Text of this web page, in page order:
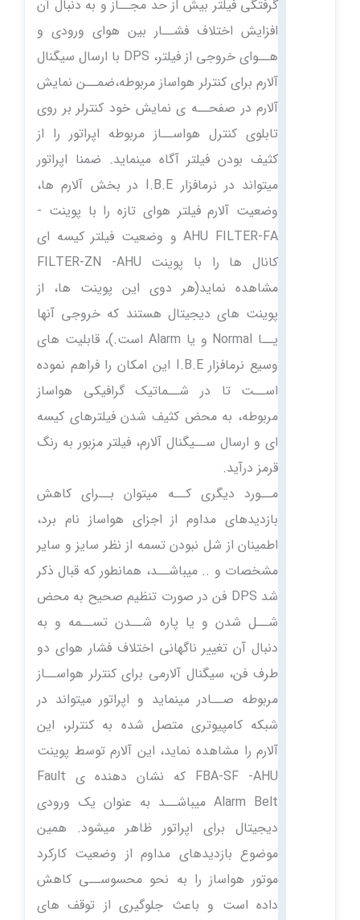
گرفتگی فیلتر بیش از حد مجــاز و به دنبال آن
افزایش اختلاف فشــار بین هوای ورودی و
هــوای خروجی از فیلتر، DPS با ارسال سیگنال
آلارم برای کنترلر هواساز مربوطه،ضمــن نمایش
آلارم در صفحــه ی نمایش خود کنترلر بر روی
تابلوی کنترل هواســاز مربوطه اپراتور را از
کثیف بودن فیلتر آگاه مینماید. ضمنا اپراتور
میتواند در نرمافزار I.B.E در بخش آلارم ها،
وضعیت آلارم فیلتر هوای تازه را با پوینت -
AHU FILTER-FA و وضعیت فیلتر کیسه ای
کانال ها را با پوینت FILTER-ZN -AHU
مشاهده نماید(هر دوی این پوینت ها، از
پوینت های دیجیتال هستند که خروجی آنها
یــا Normal و یا Alarm است.)، قابلیت های
وسیع نرمافزار I.B.E این امکان را فراهم نموده
اســت تا در شــماتیک گرافیکی هواساز
مربوطه، به محض کثیف شدن فیلترهای کیسه
ای و ارسال ســیگنال آلارم، فیلتر مزبور به رنگ
قرمز درآید.
مــورد دیگری کــه میتوان بــرای کاهش
بازدیدهای مداوم از اجزای هواساز نام برد،
اطمینان از شل نبودن تسمه از نظر سایز و سایر
مشخصات و .. میباشــد، همانطور که قبال ذکر
شد DPS فن در صورت تنظیم صحیح به محض
شــل شدن و یا پاره شــدن تســمه و به
دنبال آن تغییر ناگهانی اختلاف فشار هوای دو
طرف فن، سیگنال آلارمی برای کنترلر هواســاز
مربوطه صــادر مینماید و اپراتور میتواند در
شبکه کامپیوتری متصل شده به کنترلر، این
آلارم را مشاهده نماید، این آلارم توسط پوینت
FBA-SF -AHU که نشان دهنده ی Fault
Alarm Belt میباشــد به عنوان یک ورودی
دیجیتال برای اپراتور ظاهر میشود. همین
موضوع بازدیدهای مداوم از وضعیت کارکرد
موتور هواساز را به نحو محسوســی کاهش
داده است و باعث جلوگیری از توقف های